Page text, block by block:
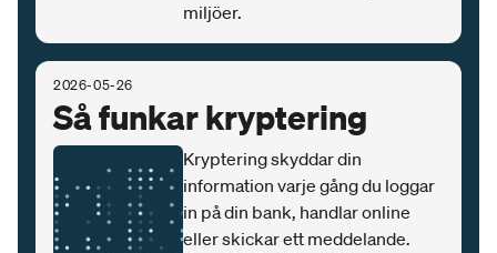
miljöer.
2026-05-26
Så funkar kryptering
Kryptering skyddar din
information varje gång du loggar
in på din bank, handlar online
eller skickar ett meddelande.